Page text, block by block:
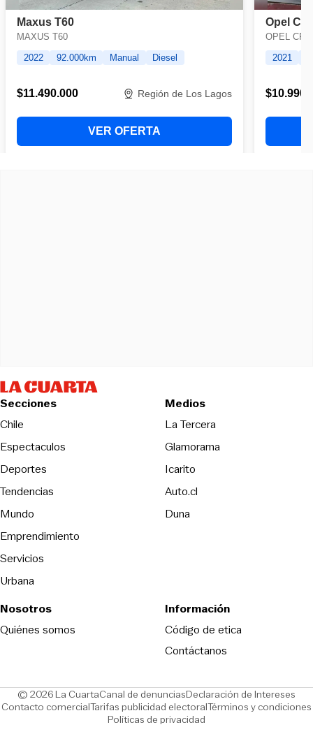
Secciones
Chile
Espectaculos
Deportes
Tendencias
Mundo
Emprendimiento
Servicios
Urbana
Medios
La TerceraOpens in new
Glamorama
Icarito
Auto.cl
DunaOpens in new window
Nosotros
Quiénes somos
Información
Código de eticaOpens in new
Contáctanos
© 2026 La CuartaCanal de denunciasOpens in new window
Declaración de Intereses
Contacto comercialOpens in new window
Tarifas publicidad electoralOpens in new window
Términos y condiciones
Políticas de privacidad